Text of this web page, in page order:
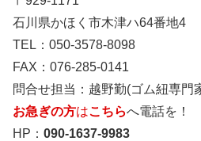
石川県かほく市木津ハ64番地4
TEL：050-3578-8098
FAX：076-285-0141
問合せ担当：越野勤(ゴム紐専門
お急ぎの方はこちらへ電話を！
HP： 090-1637-9983